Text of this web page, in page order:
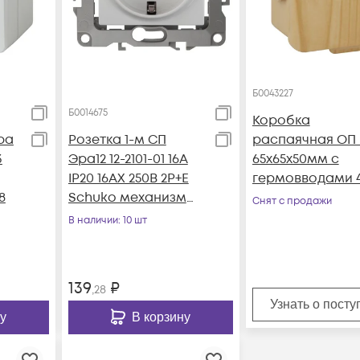
Б0014675
Розетка 1-м СП
Эра12 12-2101-01 16А
IP20 16AX 250В 2P+E
Schuko механизм
бел. Эра Б0014675
В наличии: 10 шт
139,28₽
В корзину
Б0043227
Коробка
распаячная ОП
65х65х50мм с
гермовводами
IP54 сосна Эра
Снят с продажи
Узнать о